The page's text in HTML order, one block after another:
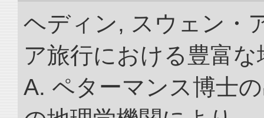
ヘディン, スウェン・
ア旅行における豊富
A. ペターマンス博士